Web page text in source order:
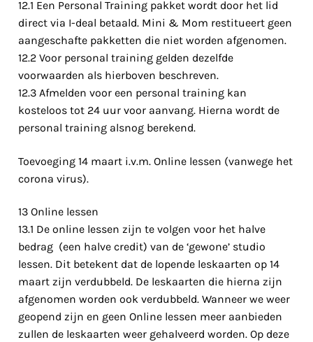
12.1 Een Personal Training pakket wordt door het lid
direct via I-deal betaald. Mini & Mom restitueert geen
aangeschafte pakketten die niet worden afgenomen.
12.2 Voor personal training gelden dezelfde
voorwaarden als hierboven beschreven.
12.3 Afmelden voor een personal training kan
kosteloos tot 24 uur voor aanvang. Hierna wordt de
personal training alsnog berekend.
Toevoeging 14 maart i.v.m. Online lessen (vanwege het
corona virus).
13 Online lessen
13.1 De online lessen zijn te volgen voor het halve
bedrag (een halve credit) van de ‘gewone’ studio
lessen. Dit betekent dat de lopende leskaarten op 14
maart zijn verdubbeld. De leskaarten die hierna zijn
afgenomen worden ook verdubbeld. Wanneer we weer
geopend zijn en geen Online lessen meer aanbieden
zullen de leskaarten weer gehalveerd worden. Op deze